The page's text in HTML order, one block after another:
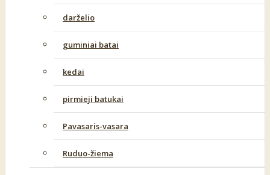
darželio
guminiai batai
kedai
pirmieji batukai
Pavasaris-vasara
Ruduo-žiema